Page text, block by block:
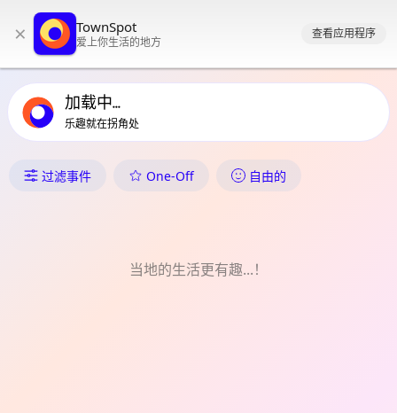
主导航
当地活动内容
× TownSpot
爱上你生活的地方
查看应用程序
加载中...
乐趣就在拐角处
Bellvitge | El Gornal 中发生了
过滤事件 One-Off 自由的
当地的生活更有趣...！